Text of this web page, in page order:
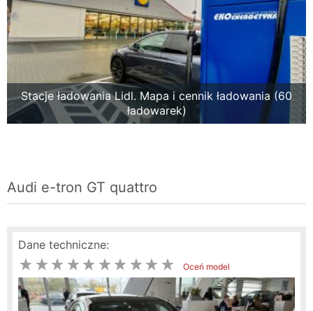
Stacje ładowania Lidl. Mapa i cennik ładowania (60
ładowarek)
Audi e-tron GT quattro
Dane techniczne:
Oceń model